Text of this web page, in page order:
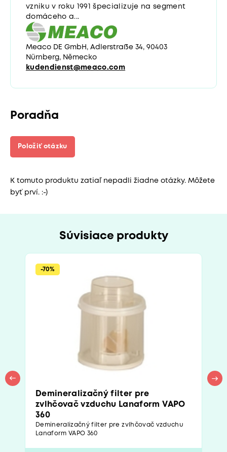
vzniku v roku 1991 špecializuje na segment
domáceho a...
Meaco DE GmbH, Adlerstraße 34, 90403
Nürnberg, Německo
kudendienst@meaco.com
Poradňa
Položiť otázku
K tomuto produktu zatiaľ nepadli žiadne otázky. Môžete
byť prví. :-)
Súvisiace produkty
-70%
Demineralizačný filter pre
zvlhčovač vzduchu Lanaform VAPO
360
Demineralizačný filter pre zvlhčovač vzduchu
Lanaform VAPO 360